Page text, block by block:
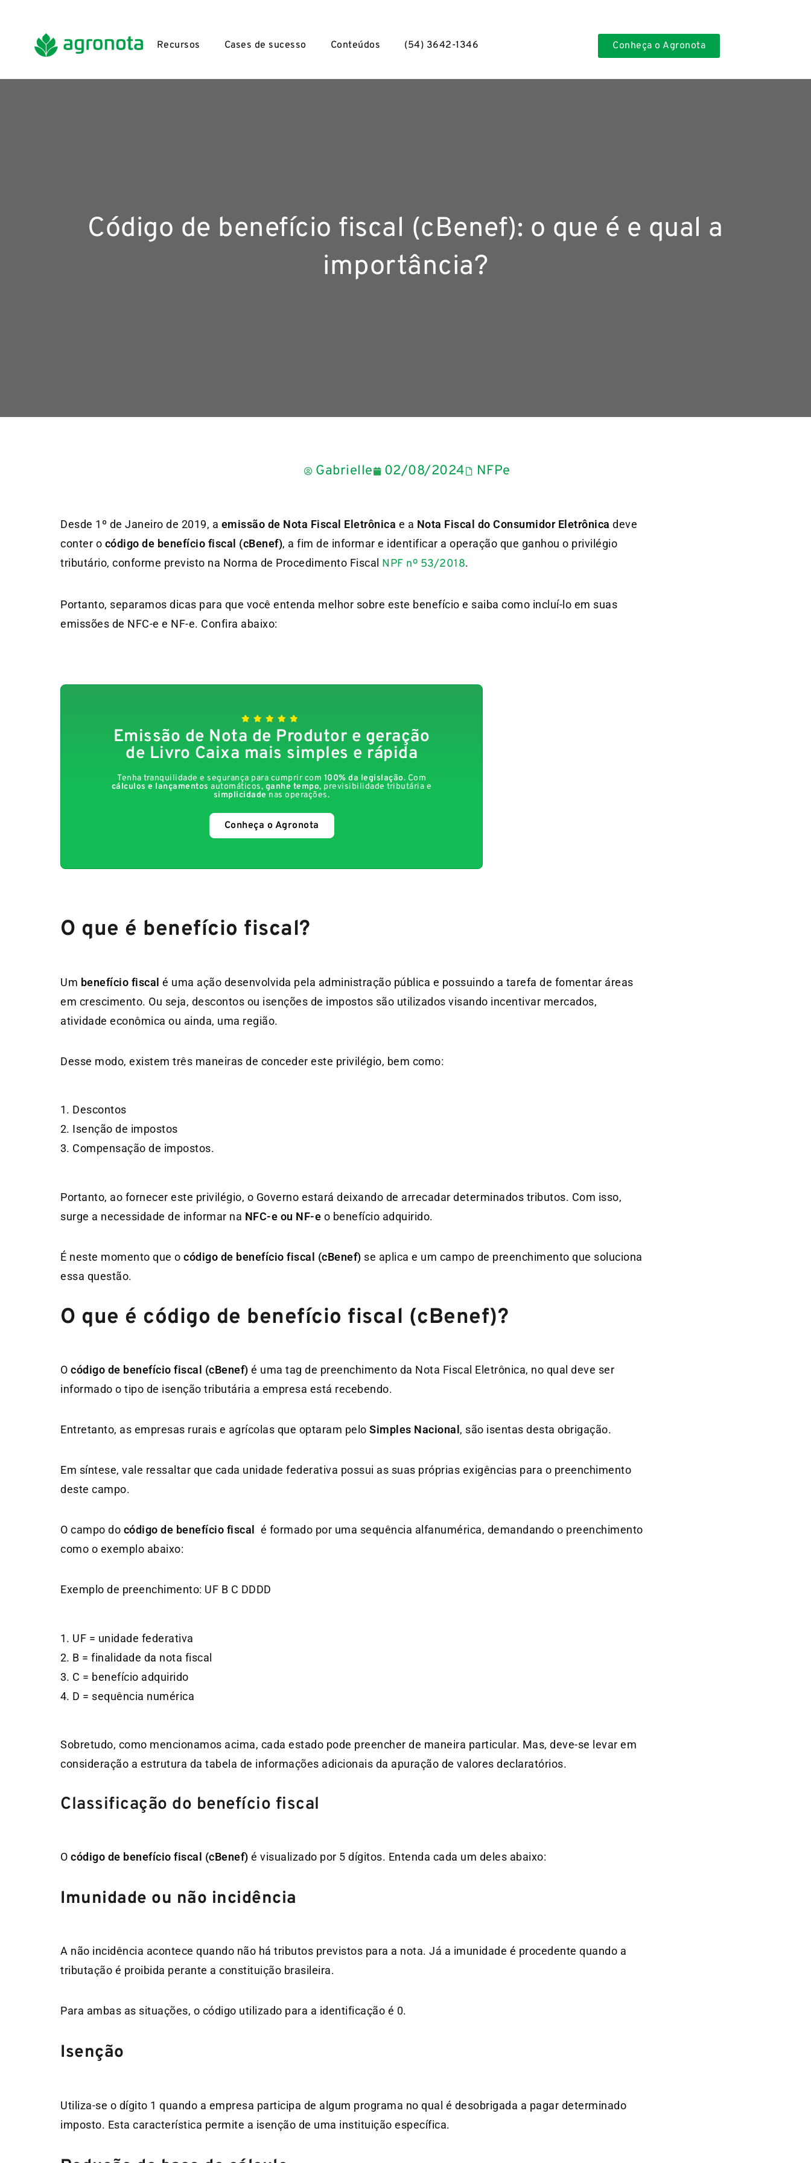
Recursos Cases de sucesso Conteúdos (54) 3642-1346 Conheça o Agronota
Código de benefício fiscal (cBenef): o que é e qual a
importância?
Gabrielle 02/08/2024 NFPe
Desde 1º de Janeiro de 2019, a emissão de Nota Fiscal Eletrônica e a Nota Fiscal do Consumidor Eletrônica deve
conter o código de benefício fiscal (cBenef), a fim de informar e identificar a operação que ganhou o privilégio
tributário, conforme previsto na Norma de Procedimento Fiscal NPF nº 53/2018.
Portanto, separamos dicas para que você entenda melhor sobre este benefício e saiba como incluí-lo em suas
emissões de NFC-e e NF-e. Confira abaixo:
Emissão de Nota de Produtor e geração
de Livro Caixa mais simples e rápida
Tenha tranquilidade e segurança para cumprir com 100% da legislação. Com
cálculos e lançamentos automáticos, ganhe tempo, previsibilidade tributária e
simplicidade nas operações.
Conheça o Agronota
O que é benefício fiscal?
Um benefício fiscal é uma ação desenvolvida pela administração pública e possuindo a tarefa de fomentar áreas
em crescimento. Ou seja, descontos ou isenções de impostos são utilizados visando incentivar mercados,
atividade econômica ou ainda, uma região.
Desse modo, existem três maneiras de conceder este privilégio, bem como:
Descontos
Isenção de impostos
Compensação de impostos.
Portanto, ao fornecer este privilégio, o Governo estará deixando de arrecadar determinados tributos. Com isso,
surge a necessidade de informar na NFC-e ou NF-e o benefício adquirido.
É neste momento que o código de benefício fiscal (cBenef) se aplica e um campo de preenchimento que soluciona
essa questão.
O que é código de benefício fiscal (cBenef)?
O código de benefício fiscal (cBenef) é uma tag de preenchimento da Nota Fiscal Eletrônica, no qual deve ser
informado o tipo de isenção tributária a empresa está recebendo.
Entretanto, as empresas rurais e agrícolas que optaram pelo Simples Nacional , são isentas desta obrigação.
Em síntese, vale ressaltar que cada unidade federativa possui as suas próprias exigências para o preenchimento
deste campo.
O campo do código de benefício fiscal
é formado por uma sequência alfanumérica, demandando o preenchimento
como o exemplo abaixo:
Exemplo de preenchimento: UF B C DDDD
UF = unidade federativa
B = finalidade da nota fiscal
C = benefício adquirido
D = sequência numérica
Sobretudo, como mencionamos acima, cada estado pode preencher de maneira particular. Mas, deve-se levar em
consideração a estrutura da tabela de informações adicionais da apuração de valores declaratórios.
Classificação do benefício fiscal
O código de benefício fiscal (cBenef) é visualizado por 5 dígitos. Entenda cada um deles abaixo:
Imunidade ou não incidência
A não incidência acontece quando não há tributos previstos para a nota. Já a imunidade é procedente quando a
tributação é proibida perante a constituição brasileira.
Para ambas as situações, o código utilizado para a identificação é 0.
Isenção
Utiliza-se o dígito 1 quando a empresa participa de algum programa no qual é desobrigada a pagar determinado
imposto. Esta característica permite a isenção de uma instituição específica.